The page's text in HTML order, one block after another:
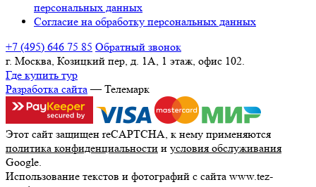
персональных данных
Согласие на обработку персональных данных
+7 (495) 646 75 85 Обратный звонок
г. Москва, Козицкий пер, д. 1А, 1 этаж, офис 102.
Где купить тур
Разработка сайта— Телемарк
Этот сайт защищен reCAPTCHA, к нему применяются
политика конфиденциальности и условия обслуживания
Google.
Использование текстов и фотографий с сайта www.tez-